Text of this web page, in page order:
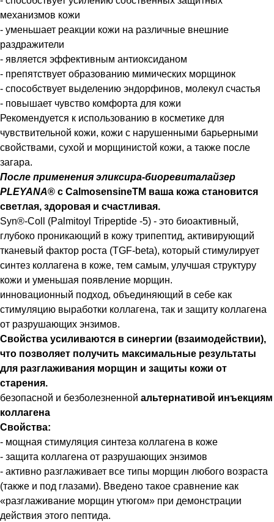
механизмов кожи
- уменьшает реакции кожи на различные внешние
раздражители
- является эффективным антиоксиданом
- препятствует образованию мимических морщинок
- способствует выделению эндорфинов, молекул счастья
- повышает чувство комфорта для кожи
Рекомендуется к использованию в косметике для
чувствительной кожи, кожи с нарушенными барьерными
свойствами, сухой и морщинистой кожи, а также после
загара.
После применения эликсира-биоревиталайзер
PLEYANA® с CalmosensineTM ваша кожа становится
светлая, здоровая и счастливая.
Syn®-Coll (Palmitoyl Tripeptide -5) - это биоактивный,
глубоко проникающий в кожу трипептид, активирующий
тканевый фактор роста (TGF-beta), который стимулирует
синтез коллагена в коже, тем самым, улучшая структуру
кожи и уменьшая появление морщин.
инновационный подход, объединяющий в себе как
стимуляцию выработки коллагена, так и защиту коллагена
от разрушающих энзимов.
Свойства усиливаются в синергии (взаимодействии),
что позволяет получить максимальные результаты
для разглаживания морщин и защиты кожи от
старения.
безопасной и безболезненной альтернативой инъекциям
коллагена
Свойства:
- мощная стимуляция синтеза коллагена в коже
- защита коллагена от разрушающих энзимов
- активно разглаживает все типы морщин любого возраста
(также и под глазами). Введено такое сравнение как
«разглаживание морщин утюгом» при демонстрации
действия этого пептида.